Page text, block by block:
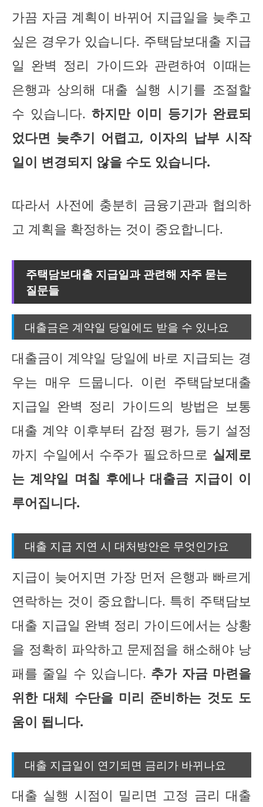
가끔 자금 계획이 바뀌어 지급일을 늦추고
싶은 경우가 있습니다. 주택담보대출 지급
일 완벽 정리 가이드와 관련하여 이때는
은행과 상의해 대출 실행 시기를 조절할
수 있습니다. 하지만 이미 등기가 완료되
었다면 늦추기 어렵고, 이자의 납부 시작
일이 변경되지 않을 수도 있습니다.
따라서 사전에 충분히 금융기관과 협의하
고 계획을 확정하는 것이 중요합니다.
주택담보대출 지급일과 관련해 자주 묻는
질문들
대출금은 계약일 당일에도 받을 수 있나요
대출금이 계약일 당일에 바로 지급되는 경
우는 매우 드뭅니다. 이런 주택담보대출
지급일 완벽 정리 가이드의 방법은 보통
대출 계약 이후부터 감정 평가, 등기 설정
까지 수일에서 수주가 필요하므로 실제로
는 계약일 며칠 후에나 대출금 지급이 이
루어집니다.
대출 지급 지연 시 대처방안은 무엇인가요
지급이 늦어지면 가장 먼저 은행과 빠르게
연락하는 것이 중요합니다. 특히 주택담보
대출 지급일 완벽 정리 가이드에서는 상황
을 정확히 파악하고 문제점을 해소해야 낭
패를 줄일 수 있습니다. 추가 자금 마련을
위한 대체 수단을 미리 준비하는 것도 도
움이 됩니다.
대출 지급일이 연기되면 금리가 바뀌나요
대출 실행 시점이 밀리면 고정 금리 대출